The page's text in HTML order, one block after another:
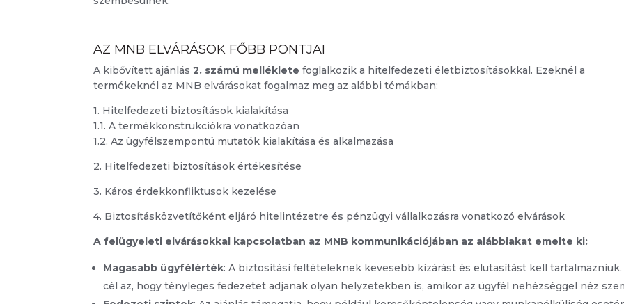
AZ MNB ELVÁRÁSOK FŐBB PONTJAI
A kibővített ajánlás2. számú melléklete foglalkozik a hitelfedezeti életbiztosításokkal. Ezeknél a
termékeknél az MNB elvárásokat fogalmaz meg az alábbi témákban:
1. Hitelfedezeti biztosítások kialakítása
1.1. A termékkonstrukciókra vonatkozóan
1.2. Az ügyfélszempontú mutatók kialakítása és alkalmazása
2. Hitelfedezeti biztosítások értékesítése
3. Káros érdekkonfliktusok kezelése
4. Biztosításközvetítőként eljáró hitelintézetre és pénzügyi vállalkozásra vonatkozó elvárások
A felügyeleti elvárásokkal kapcsolatban az MNB kommunikációjában az alábbiakat emelte ki:
Magasabb ügyfélérték: A biztosítási feltételeknek kevesebb kizárást és elutasítást kell tartalmazniuk.
cél az, hogy tényleges fedezetet adjanak olyan helyzetekben is, amikor az ügyfél nehézséggel néz